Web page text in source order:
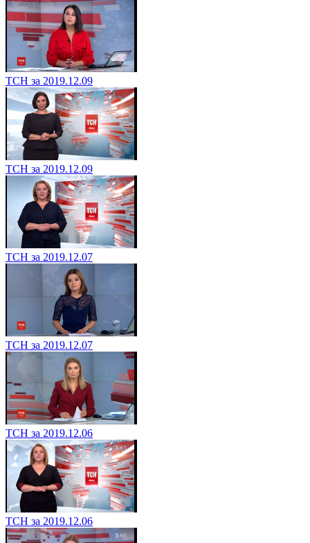
ТСН за 2019.12.09
ТСН за 2019.12.09
ТСН за 2019.12.07
ТСН за 2019.12.07
ТСН за 2019.12.06
ТСН за 2019.12.06